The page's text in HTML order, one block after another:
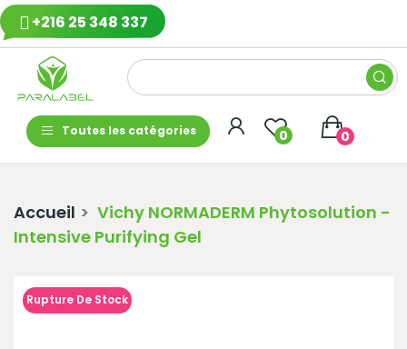
+216 25 348 337
Toutes les catégories 0 0
Accueil
Vichy NORMADERM Phytosolution -
Intensive Purifying Gel
Rupture De Stock